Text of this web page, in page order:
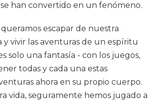
han convertido en un fenómeno.
escapar de nuestra
y vivir las aventuras de un espíritu
solo una fantasía - con los juegos,
todas y cada una estas
ahora en su propio cuerpo.
vida, seguramente hemos jugado a